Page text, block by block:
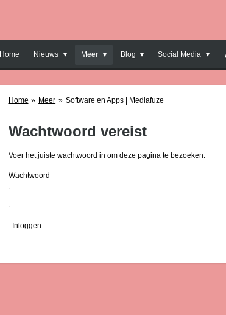
Home Nieuws Meer Blog Social Media
Home » Meer » Software en Apps | Mediafuze
Wachtwoord vereist
Voer het juiste wachtwoord in om deze pagina te bezoeken.
Wachtwoord
Inloggen